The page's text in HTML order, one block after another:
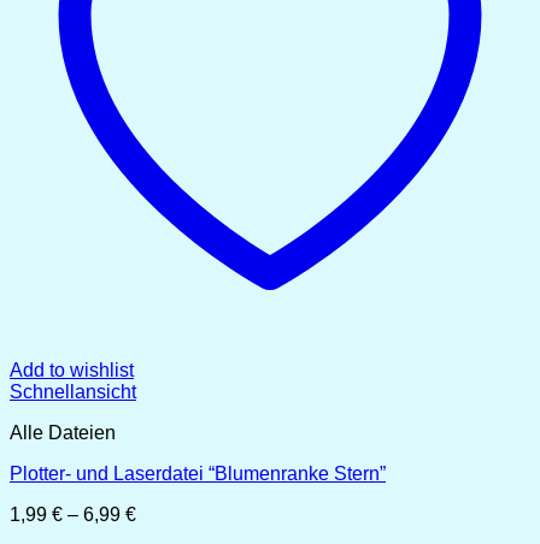
Add to wishlist
Schnellansicht
Alle Dateien
Plotter- und Laserdatei “Blumenranke Stern”
1,99 € – 6,99 €Preisspanne: